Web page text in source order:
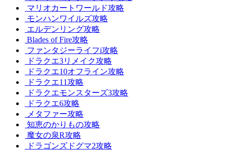
マリオカートワールド攻略
モンハンワイルズ攻略
エルデンリング攻略
Blades of Fire攻略
ファンタジーライフi攻略
ドラクエ3リメイク攻略
ドラクエ10オフライン攻略
ドラクエ11攻略
ドラクエモンスターズ3攻略
ドラクエ6攻略
メタファー攻略
知恵のかりもの攻略
魔女の泉R攻略
ドラゴンズドグマ2攻略